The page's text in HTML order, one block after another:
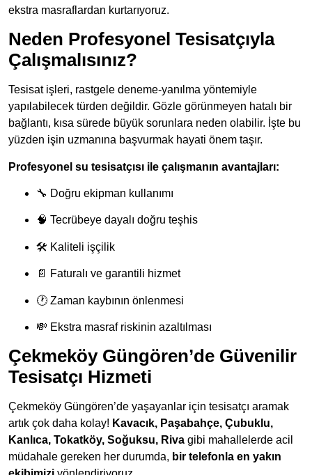
ekstra masraflardan kurtarıyoruz.
Neden Profesyonel Tesisatçıyla
Çalışmalısınız?
Tesisat işleri, rastgele deneme-yanılma yöntemiyle
yapılabilecek türden değildir. Gözle görünmeyen hatalı bir
bağlantı, kısa sürede büyük sorunlara neden olabilir. İşte bu
yüzden işin uzmanına başvurmak hayati önem taşır.
Profesyonel su tesisatçısı ile çalışmanın avantajları:
🔧 Doğru ekipman kullanımı
🧠 Tecrübeye dayalı doğru teşhis
🛠 Kaliteli işçilik
📄 Faturalı ve garantili hizmet
🕐 Zaman kaybının önlenmesi
💸 Ekstra masraf riskinin azaltılması
Çekmeköy Güngören’de Güvenilir
Tesisatçı Hizmeti
Çekmeköy Güngören’de yaşayanlar için tesisatçı aramak
artık çok daha kolay! Kavacık, Paşabahçe, Çubuklu,
Kanlıca, Tokatköy, Soğuksu, Riva gibi mahallelerde acil
müdahale gereken her durumda, bir telefonla en yakın